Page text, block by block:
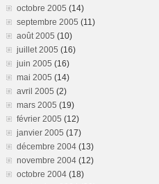
octobre 2005 (14)
septembre 2005 (11)
août 2005 (10)
juillet 2005 (16)
juin 2005 (16)
mai 2005 (14)
avril 2005 (2)
mars 2005 (19)
février 2005 (12)
janvier 2005 (17)
décembre 2004 (13)
novembre 2004 (12)
octobre 2004 (18)